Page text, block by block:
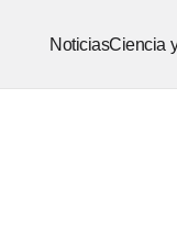
NoticiasCiencia